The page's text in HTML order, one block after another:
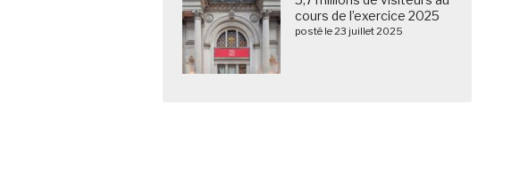
cours de l’exercice 2025
posté le 23 juillet 2025